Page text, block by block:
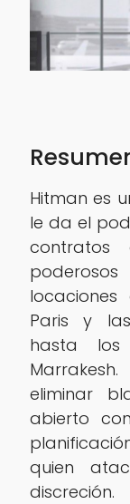
Hitman es
le da el
contratos
Paris y
hasta los
eliminar
abierto
quien
discreción.